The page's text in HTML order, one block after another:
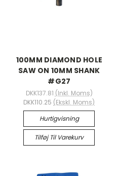
100MM DIAMOND HOLE
SAW ON 10MM SHANK
#G27
DKK137.81 (Inkl. Moms)
DKK110.25 (Ekskl. Moms)
Hurtigvisning
Tilføj Til Varekurv